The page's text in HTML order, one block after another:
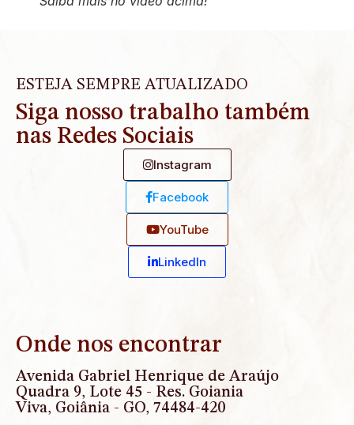
ESTEJA SEMPRE ATUALIZADO
Siga nosso trabalho também
nas Redes Sociais
Instagram
Facebook
YouTube
Linkedln
Onde nos encontrar
Avenida Gabriel Henrique de Araújo
Quadra 9, Lote 45 - Res. Goiania
Viva, Goiânia - GO, 74484-420